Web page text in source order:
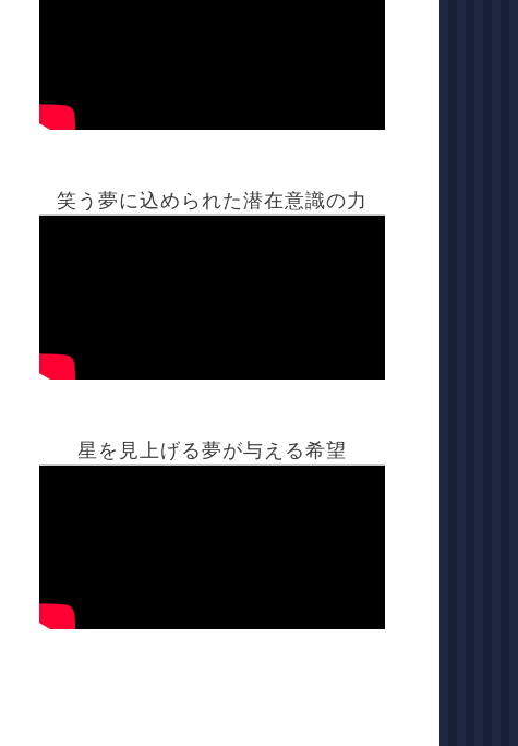
笑う夢に込められた潜在意識の力
星を見上げる夢が与える希望